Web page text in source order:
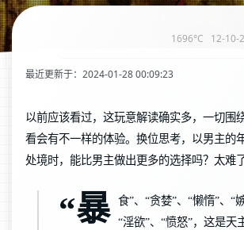
1696°C 12-10-
最近更新于：2024-01-28 00:09:23
以前应该看过，这玩意解读确实多，一切围
看会有不一样的体验。换位思考，以男主的
处境时，能比男主做出更多的选择吗？太难
“暴
食”、“贪婪”、“懒惰”、“
“淫欲”、“愤怒”，这是天